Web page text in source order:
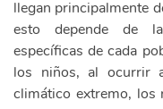
llegan principalmente
esto depende de
específicas de cada
los niños, al ocurrir
climático extremo, los